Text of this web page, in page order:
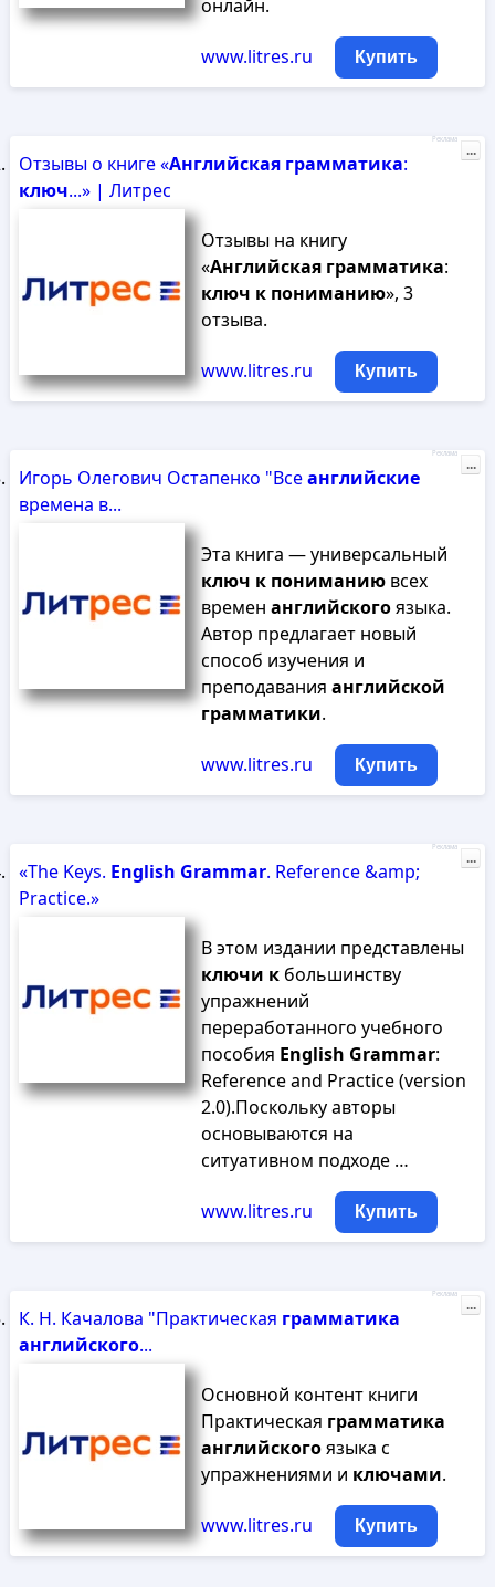
онлайн.
www.litres.ru Купить
Отзывы о книге «Английская грамматика:
ключ...» | Литрес
Отзывы на книгу
«Английская грамматика:
ключ к пониманию», 3
отзыва.
www.litres.ru Купить
Реклама
...
Игорь Олегович Остапенко "Всеанглийские
времена в...
Эта книга — универсальный
ключ к пониманиювсех
времен английскогоязыка.
Автор предлагает новый
способ изучения и
преподавания английской
грамматики.
www.litres.ru Купить
Реклама
...
«The Keys. English Grammar. Reference &amp;
Practice.»
В этом издании представлены
ключи кбольшинству
упражнений
переработанного учебного
пособия English Grammar:
Reference and Practice (version
2.0).Поскольку авторы
основываются на
ситуативном подходе …
www.litres.ru Купить
Реклама
...
К. Н. Качалова "Практическая грамматика
английского...
Основной контент книги
Практическая грамматика
английскогоязыка с
упражнениями и ключами.
www.litres.ru Купить
Реклама
...